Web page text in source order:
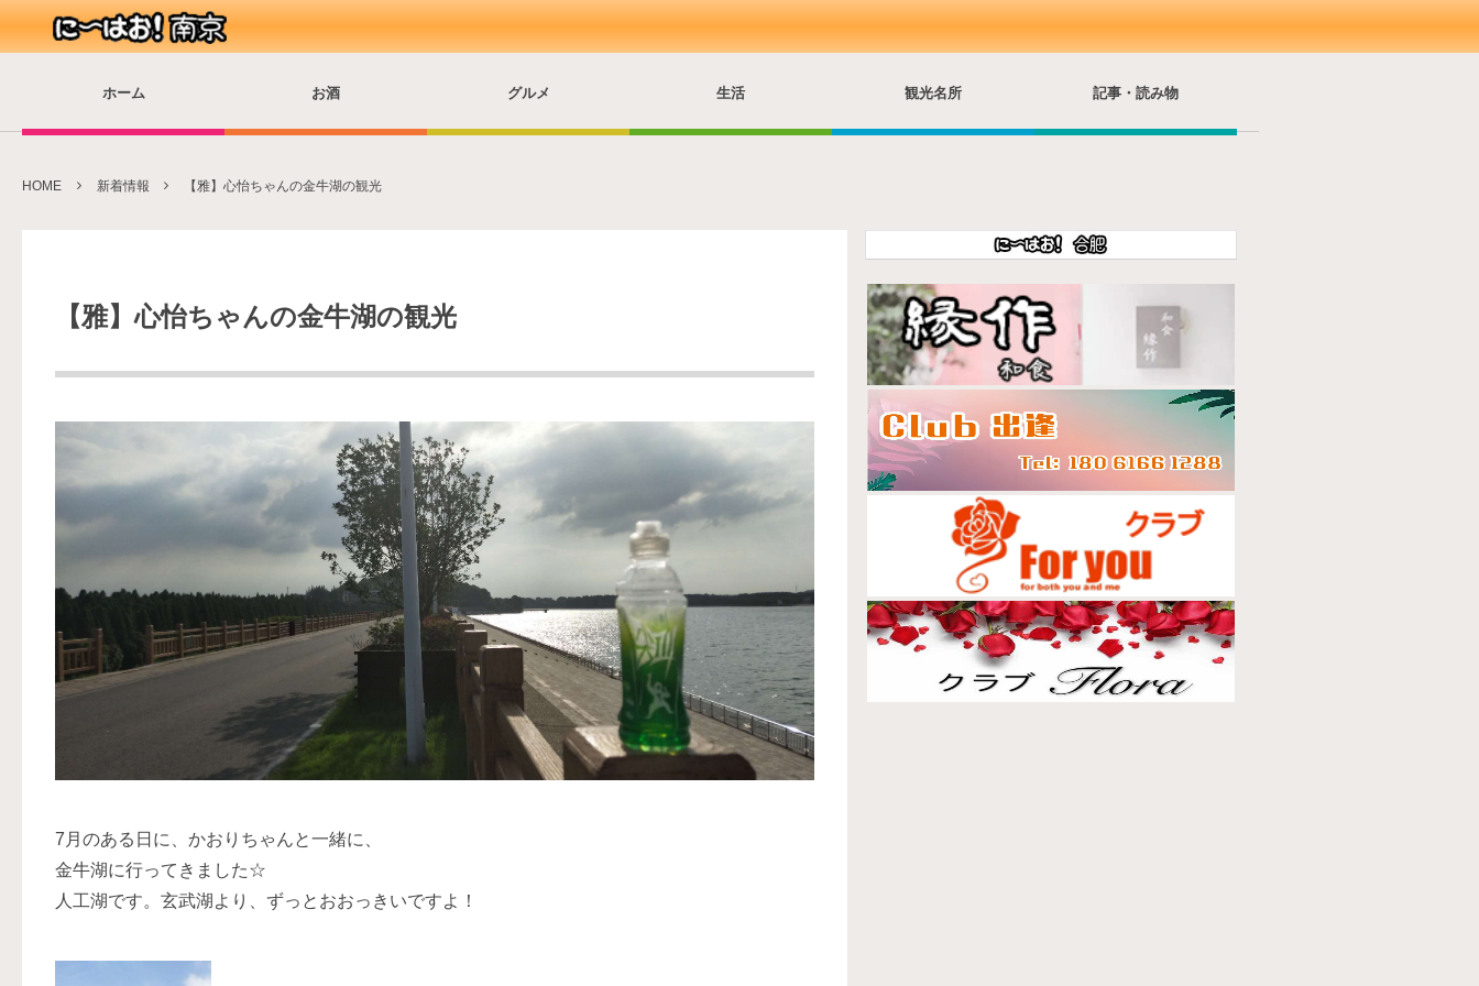
ホーム お酒 グルメ 生活 観光名所 記事・読み物
HOME 新着情報 【雅】心怡ちゃんの金牛湖の観光
【雅】心怡ちゃんの金牛湖の観光
7月のある日に、かおりちゃんと一緒に、
金牛湖に行ってきました☆
人工湖です。玄武湖より、ずっとおおっきいですよ！